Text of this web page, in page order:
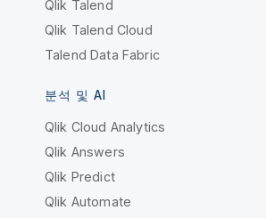
Qlik Talend
Qlik Talend Cloud
Talend Data Fabric
분석 및 AI
Qlik Cloud Analytics
Qlik Answers
Qlik Predict
Qlik Automate